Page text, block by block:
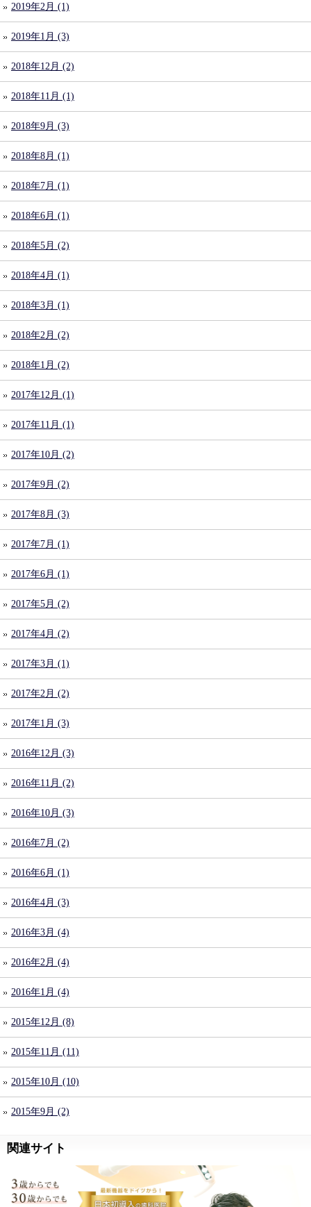
2019年2月 (1)
2019年1月 (3)
2018年12月 (2)
2018年11月 (1)
2018年9月 (3)
2018年8月 (1)
2018年7月 (1)
2018年6月 (1)
2018年5月 (2)
2018年4月 (1)
2018年3月 (1)
2018年2月 (2)
2018年1月 (2)
2017年12月 (1)
2017年11月 (1)
2017年10月 (2)
2017年9月 (2)
2017年8月 (3)
2017年7月 (1)
2017年6月 (1)
2017年5月 (2)
2017年4月 (2)
2017年3月 (1)
2017年2月 (2)
2017年1月 (3)
2016年12月 (3)
2016年11月 (2)
2016年10月 (3)
2016年7月 (2)
2016年6月 (1)
2016年4月 (3)
2016年3月 (4)
2016年2月 (4)
2016年1月 (4)
2015年12月 (8)
2015年11月 (11)
2015年10月 (10)
2015年9月 (2)
関連サイト